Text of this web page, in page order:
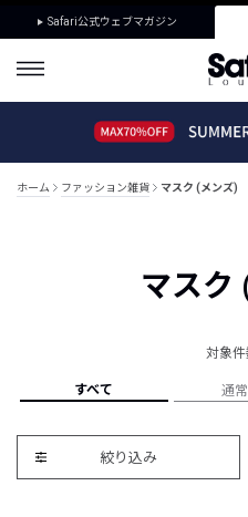
Safari公式ウェブマガジン
ホーム ファッション雑貨 マスク (メンズ)
マスク
対象
すべて 通
絞り込み